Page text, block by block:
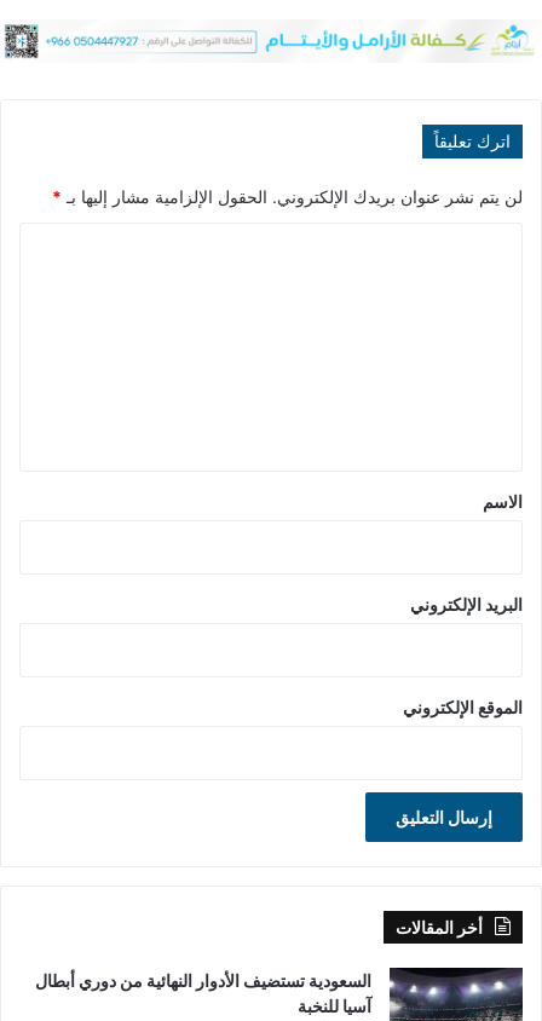
اترك تعليقاً
لن يتم نشر عنوان بريدك الإلكتروني. الحقول الإلزامية مشار إليها بـ *
*
الاسم
البريد الإلكتروني
الموقع الإلكتروني
أخر المقالات
السعودية تستضيف الأدوار النهائية من دوري أبطال
آسيا للنخبة